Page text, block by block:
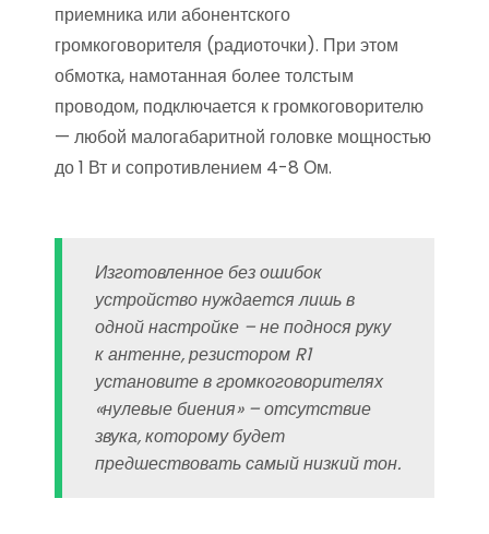
приемника или абонентского
громкоговорителя (радиоточки). При этом
обмотка, намотанная более толстым
проводом, подключается к громкоговорителю
— любой малогабаритной головке мощностью
до 1 Вт и сопротивлением 4-8 Ом.
Изготовленное без ошибок
устройство нуждается лишь в
одной настройке – не поднося руку
к антенне, резистором R1
установите в громкоговорителях
«нулевые биения» – отсутствие
звука, которому будет
предшествовать самый низкий тон.